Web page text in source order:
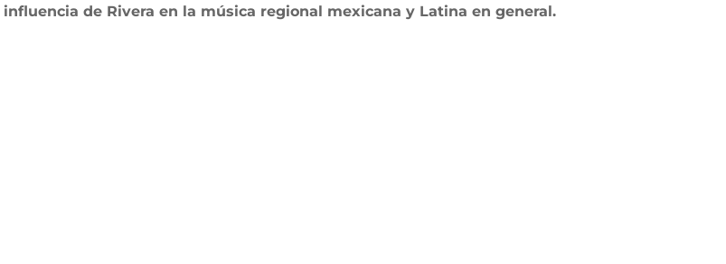
influencia de Rivera en la música regional mexicana y Latina en general.